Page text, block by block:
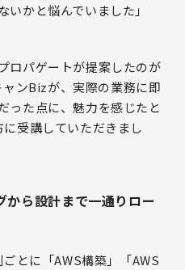
かと悩んでいました」
ロパゲートが提案したのが
ンBizが、実際の業務に即
った点に、魅力を感じたと
受講していただきまし
ら設計まで一通りロー
とに「AWS構築」「AWS